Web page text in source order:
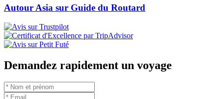
Avant le voyage au Vietnam , il est important de vous familiariser
avec les principales spécifications électriques telles que la tension, la
fréquence et le type de prise électrique au Vietnam pour garantir une
expérience sans encombre. Comprendre les normes de tension
locales, les variations de fréquence et la nécessité d'adaptateurs et de
prises courant vietnam compatibles vous aidera à bien vous préparer
ci-dessous d'Autour Asia pour obtenir plus d'informations utiles sur
Autour Asia est fortement recommandée